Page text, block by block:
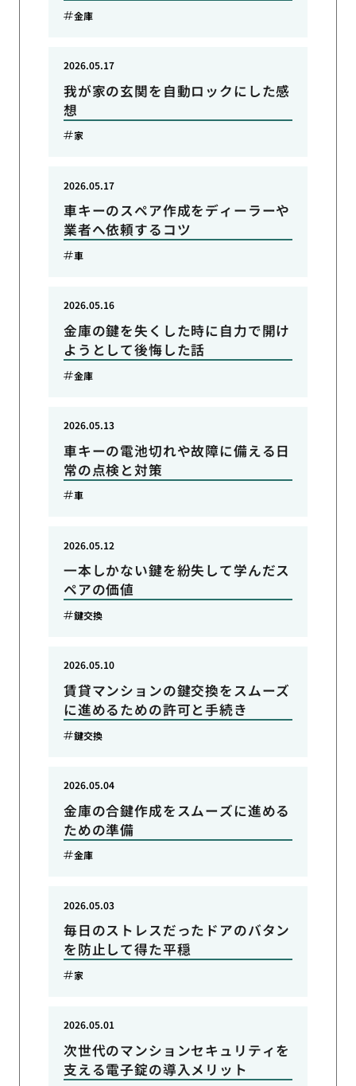
金庫
我が家の玄関を自動ロックにした感
想
2026.05.17
家
車キーのスペア作成をディーラーや
業者へ依頼するコツ
2026.05.17
車
金庫の鍵を失くした時に自力で開け
ようとして後悔した話
2026.05.16
金庫
車キーの電池切れや故障に備える日
常の点検と対策
2026.05.13
車
一本しかない鍵を紛失して学んだス
ペアの価値
2026.05.12
鍵交換
賃貸マンションの鍵交換をスムーズ
に進めるための許可と手続き
2026.05.10
鍵交換
金庫の合鍵作成をスムーズに進める
ための準備
2026.05.04
金庫
毎日のストレスだったドアのバタン
を防止して得た平穏
2026.05.03
家
次世代のマンションセキュリティを
支える電子錠の導入メリット
2026.05.01